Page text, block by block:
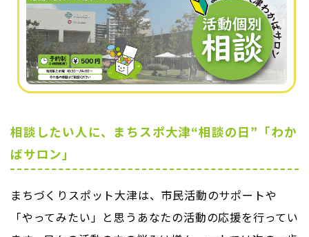
相談したい人に、まちスポ大津“相談の日”「わか
ばサロン」
まちづくりスポット大津は、市民活動のサポートや
「やってみたい」と思うあなたの活動の応援を行ってい